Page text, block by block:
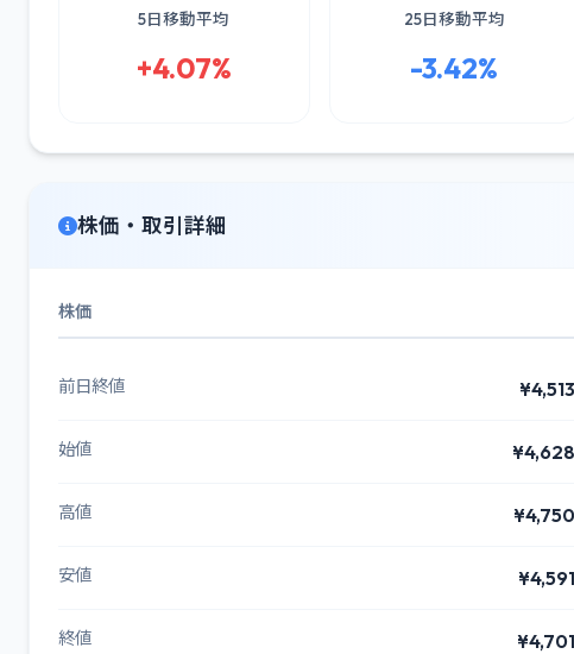
5日移動平均
+4.07%
25日移動平均
-3.42%
株価・取引詳細
株価
前日終値 ¥4,513
始値 ¥4,628
高値 ¥4,750
安値 ¥4,591
終値 ¥4,701